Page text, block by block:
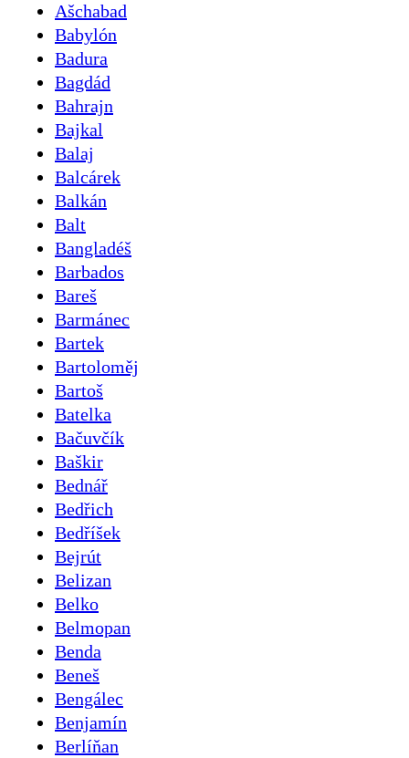
Ašchabad
Babylón
Badura
Bagdád
Bahrajn
Bajkal
Balaj
Balcárek
Balkán
Balt
Bangladéš
Barbados
Bareš
Barmánec
Bartek
Bartoloměj
Bartoš
Batelka
Bačuvčík
Baškir
Bednář
Bedřich
Bedříšek
Bejrút
Belizan
Belko
Belmopan
Benda
Beneš
Bengálec
Benjamín
Berlíňan